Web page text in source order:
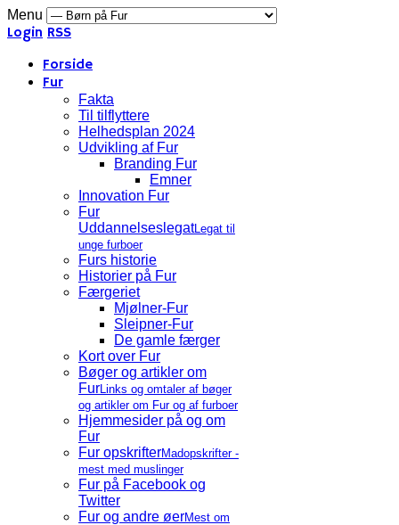
Menu
Login RSS
Forside
Fur
Fakta
Til tilflyttere
Helhedsplan 2024
Udvikling af Fur
Branding Fur
Emner
Innovation Fur
Fur
UddannelseslegatLegat til
unge furboer
Furs historie
Historier på Fur
Færgeriet
Mjølner-Fur
Sleipner-Fur
De gamle færger
Kort over Fur
Bøger og artikler om
FurLinks og omtaler af bøger
og artikler om Fur og af furboer
Hjemmesider på og om
Fur
Fur opskrifterMadopskrifter -
mest med muslinger
Fur på Facebook og
Twitter
Fur og andre øerMest om